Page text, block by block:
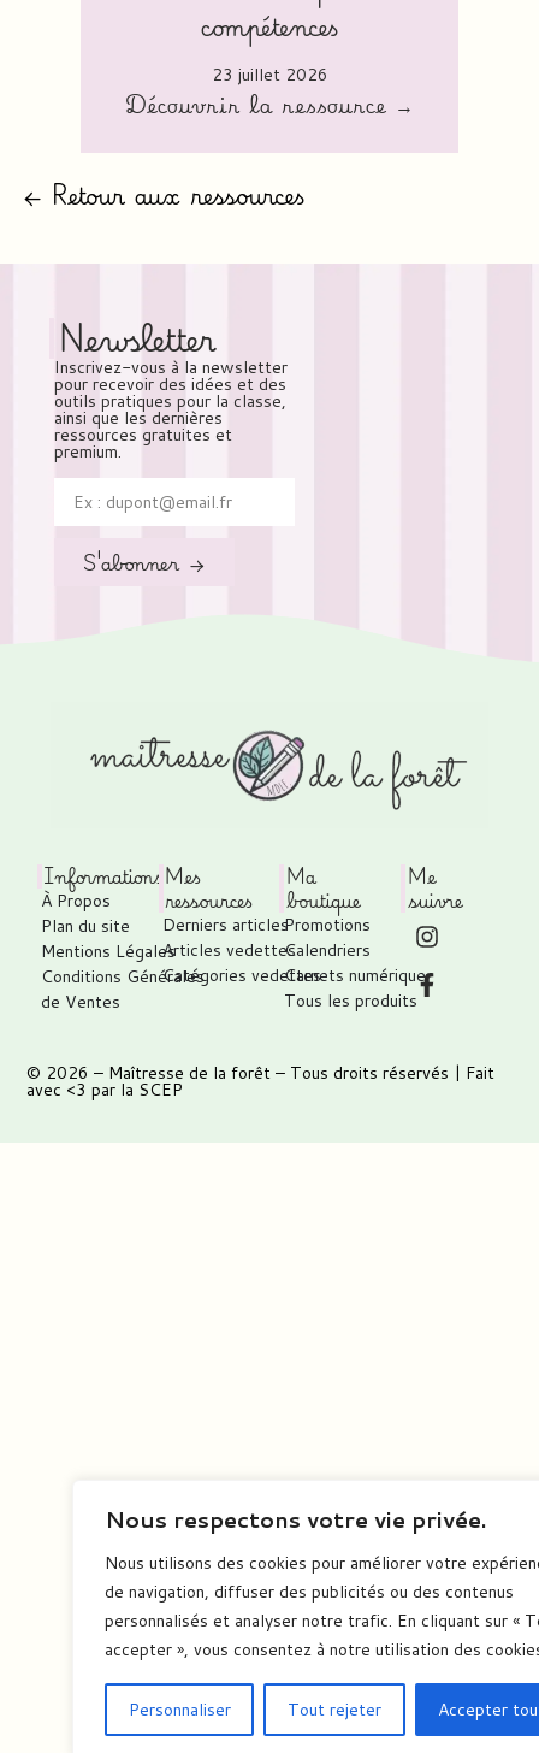
Nous respectons votre vie privée.
Nous utilisons des cookies pour améliorer votre
de navigation, diffuser des publicités ou des contenus
personnalisés et analyser notre trafic. En cliquant sur «
accepter », vous consentez à notre utilisation des
Personnaliser Tout rejeter Accepter
compétences
23 juillet 2026
Découvrir la ressource →
← Retour aux ressources
Newsletter
Inscrivez-vous à la newsletter
pour recevoir des idées et des
outils pratiques pour la classe,
ainsi que les dernières
ressources gratuites et
premium.
S'abonner →
Informations
À Propos
Plan du site
Mentions Légales
Conditions Générales
de Ventes
Mes
ressources
Derniers articles
Articles vedettes
Catégories vedettes
Ma
boutique
Promotions
Calendriers
Carnets numérique
Tous les produits
Me
suivre
© 2026 – Maîtresse de la forêt – Tous droits réservés | Fait
avec <3 par la SCEP